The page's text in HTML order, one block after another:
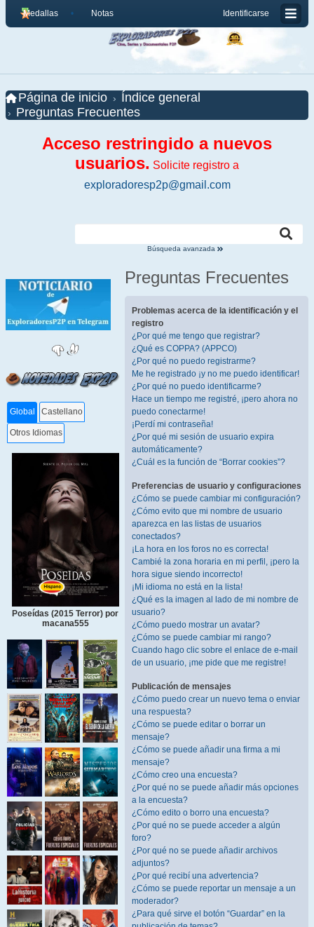
Identificarse
Medallas Notas
Página de inicio
Índice general
Preguntas Frecuentes
Acceso restringido a nuevos
usuarios. Solicite registro a
exploradoresp2p@gmail.com
Búsqueda avanzada
Global Castellano
Otros Idiomas
Poseídas (2015 Terror) por
macana555
Preguntas Frecuentes
Problemas acerca de la identificación y el
registro
¿Por qué me tengo que registrar?
¿Qué es COPPA? (APPCO)
¿Por qué no puedo registrarme?
Me he registrado ¡y no me puedo identificar!
¿Por qué no puedo identificarme?
Hace un tiempo me registré, ¡pero ahora no
puedo conectarme!
¡Perdí mi contraseña!
¿Por qué mi sesión de usuario expira
automáticamente?
¿Cuál es la función de “Borrar cookies”?
Preferencias de usuario y configuraciones
¿Cómo se puede cambiar mi configuración?
¿Cómo evito que mi nombre de usuario
aparezca en las listas de usuarios
conectados?
¡La hora en los foros no es correcta!
Cambié la zona horaria en mi perfil, ¡pero la
hora sigue siendo incorrecto!
¡Mi idioma no está en la lista!
¿Qué es la imagen al lado de mi nombre de
usuario?
¿Cómo puedo mostrar un avatar?
¿Cómo se puede cambiar mi rango?
Cuando hago clic sobre el enlace de e-mail
de un usuario, ¡me pide que me registre!
Publicación de mensajes
¿Cómo puedo crear un nuevo tema o enviar
una respuesta?
¿Cómo se puede editar o borrar un
mensaje?
¿Cómo se puede añadir una firma a mi
mensaje?
¿Cómo creo una encuesta?
¿Por qué no se puede añadir más opciones
a la encuesta?
¿Cómo edito o borro una encuesta?
¿Por qué no se puede acceder a algún
foro?
¿Por qué no se puede añadir archivos
adjuntos?
¿Por qué recibí una advertencia?
¿Cómo se puede reportar un mensaje a un
moderador?
¿Para qué sirve el botón “Guardar” en la